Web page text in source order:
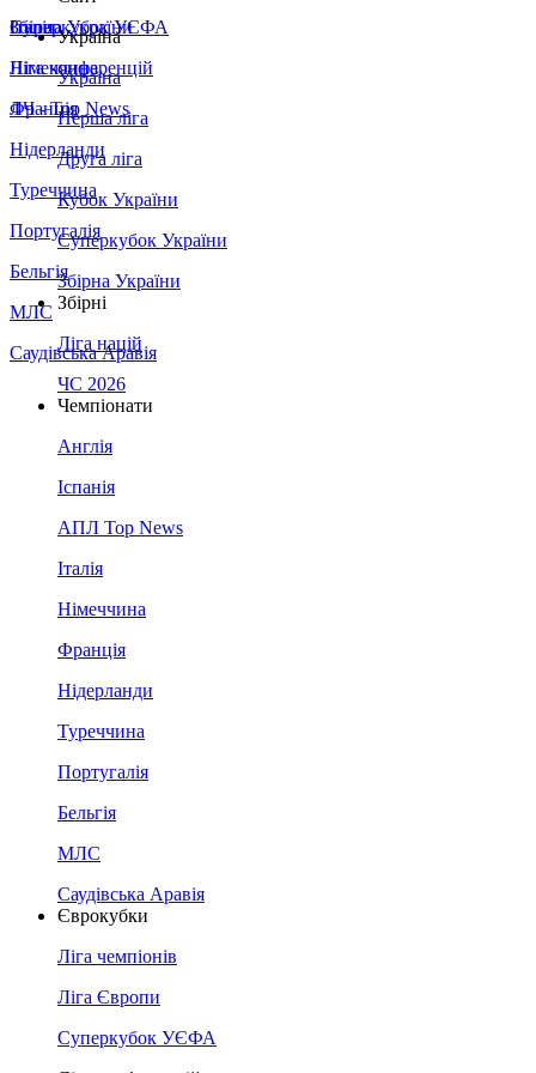
Збірна України
Італія
Німеччина
Франція
Нідерланди
Туреччина
Португалія
Бельгія
МЛС
Саудівська Аравія
Суперкубок УЄФА
Ліга конференцій
ЛЧ - Top News
Україна
Україна
Перша ліга
Друга ліга
Кубок України
Суперкубок України
Збірна України
Збірні
Ліга націй
ЧС 2026
Чемпіонати
Англія
Іспанія
АПЛ Top News
Італія
Німеччина
Франція
Нідерланди
Туреччина
Португалія
Бельгія
МЛС
Саудівська Аравія
Єврокубки
Ліга чемпіонів
Ліга Європи
Суперкубок УЄФА